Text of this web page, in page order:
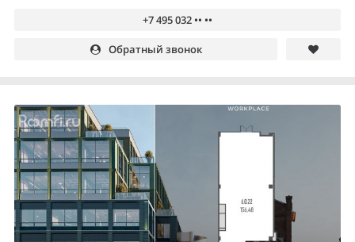
+7 495 032 •• ••
Обратный звонок